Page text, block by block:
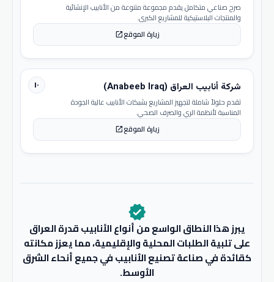
صرح صناعي متكامل يقدم مجموعة متنوعة من الأنابيب الإنشائية
والمنتجات البلاستيكية للمشاريع الكبرى.
زيارة الموقعopen_in_new
١٠ شركة أنابيب العراق (Anabeeb Iraq)
تقدم حلولاً شاملة لتجهيز المشاريع بشبكات الأنابيب عالية الجودة
المناسبة لأنظمة الري والصرف الصحي.
زيارة الموقعopen_in_new
verified
يبرز هذا النطاق الواسع من أنواع الأنابيب قدرة العراق
على تلبية الطلبات المحلية والإقليمية، مما يعزز مكانته
كقائدة في صناعة تصنيع الأنابيب في جميع أنحاء الشرق
الأوسط.